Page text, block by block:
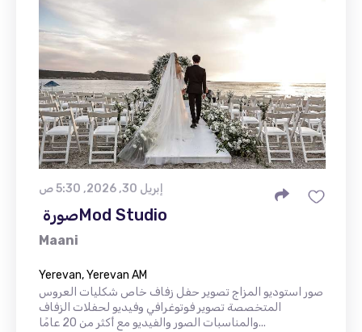
إبريل 30, 2026, 5:30 ص
Maani
Yerevan, Yerevan AM
صور استوديو المزاج تصوير حفل زفاف خاص شكليات العروس
المتخصصة تصوير فوتوغرافي وفيديو لحفلات الزفاف
والمناسبات الصور والفيديو مع أكثر من 20 عامًا...